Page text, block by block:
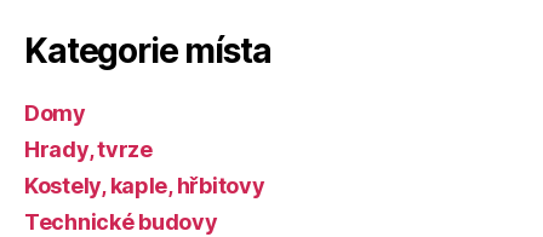
Kategorie místa
Domy
Hrady, tvrze
Kostely, kaple, hřbitovy
Technické budovy